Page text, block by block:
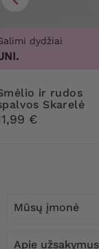
dydžiai
Skarelė
€
Mūsų įmonė
Apie užsakymus